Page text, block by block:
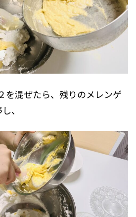
を混ぜたら、残りのメレンゲ
、